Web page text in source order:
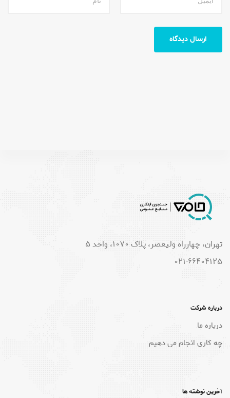
تهران، چهارراه ولیعصر، پلاک 1070، واحد 5
021-66404125
درباره شرکت
درباره ما
چه کاری انجام می دهیم
آخرین نوشته ها